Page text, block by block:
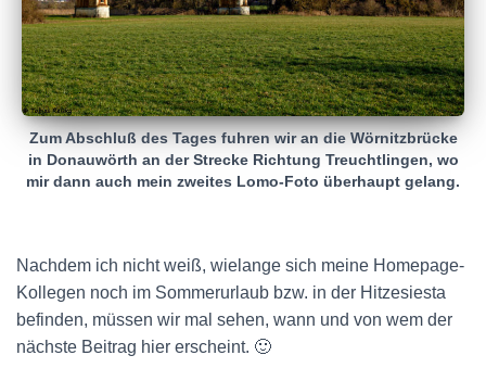
Zum Abschluß des Tages fuhren wir an die Wörnitzbrücke
in Donauwörth an der Strecke Richtung Treuchtlingen, wo
mir dann auch mein zweites Lomo-Foto überhaupt gelang.
Nachdem ich nicht weiß, wielange sich meine Homepage-
Kollegen noch im Sommerurlaub bzw. in der Hitzesiesta
befinden, müssen wir mal sehen, wann und von wem der
nächste Beitrag hier erscheint. 🙂